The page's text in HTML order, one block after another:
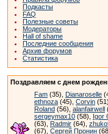
Подкасты
FAQ
Полезные советы
Модераторы
Hall of shame
Последние сообщения
Архив форумов
Статистика
Поздравляем с днем
Fam (35), Dianaroselle
ethnoza (45), Corvin (51),
Roland (56), alanfairwell
sergeymax10 (58), Igor
(63), Radmir (64),
(67), Сергей Пронин